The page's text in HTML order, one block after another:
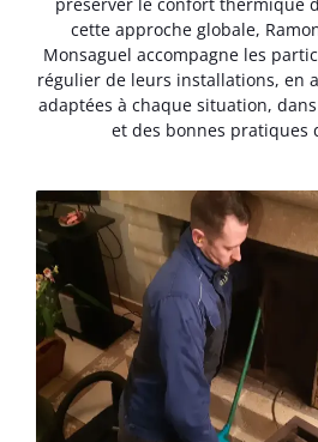
cette approche globale,
Monsaguel accompagne les
régulier de leurs installations, en
adaptées à chaque situation,
et des bonnes pratiques